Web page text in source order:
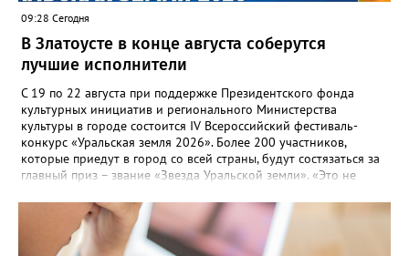
09:28 Сегодня
В Златоусте в конце августа соберутся
лучшие исполнители
С 19 по 22 августа при поддержке Президентского фонда
культурных инициатив и регионального Министерства
культуры в городе состоится IV Всероссийский фестиваль-
конкурс «Уральская земля 2026». Более 200 участников,
которые приедут в город со всей страны, будут состязаться за
главный приз – звание «Звезда Уральской земли». «Это не
прослушивания участников, мастер-классы от ведущих
наставников, выступления победителей прошлых лет и
приглашённых артистов», - сообщает оргкомитет. Вход на все